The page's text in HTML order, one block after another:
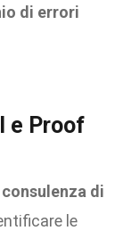
di errori
e Proof
consulenza di
le